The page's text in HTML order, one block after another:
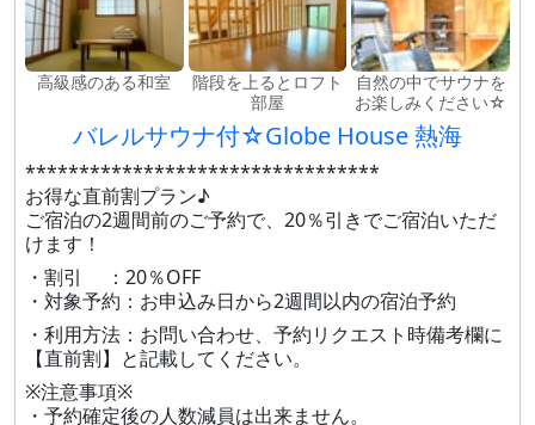
高級感のある和室
階段を上るとロフト
部屋
自然の中でサウナを
お楽しみください☆
バレルサウナ付☆Globe House 熱海
*********************************
お得な直前割プラン♪
ご宿泊の2週間前のご予約で、20％引きでご宿泊いただ
けます！
・割引 ：20％OFF
・対象予約：お申込み日から2週間以内の宿泊予約
・利用方法：お問い合わせ、予約リクエスト時備考欄に
【直前割】と記載してください。
※注意事項※
・予約確定後の人数減員は出来ません。